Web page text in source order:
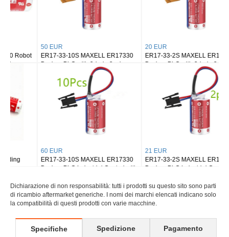
ER17-33-10S MAXELL ER17330
Backup PLC with 2-hole 2-wire
ER17-33-2S MAXELL ER17330
Backup PLC with 2-hole 2-wire
ER17-33-10S MAXELL ER17330
Backup PLC Industrial Control with
ER17-33-2S MAXELL ER17330
Backup PLC Industrial Control with
Dichiarazione di non responsabilità: tutti i prodotti su questo sito sono parti
di ricambio aftermarket generiche. I nomi dei marchi elencati indicano solo
la compatibilità di questi prodotti con varie macchine.
Specifiche Spedizione Pagamento